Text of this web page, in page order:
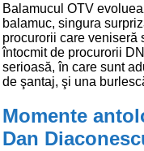
Balamucul OTV
balamuc, singura
procurorii care veniseră
întocmit de procurorii
serioasă, în care sunt
de şantaj, şi una
Momente
Dan